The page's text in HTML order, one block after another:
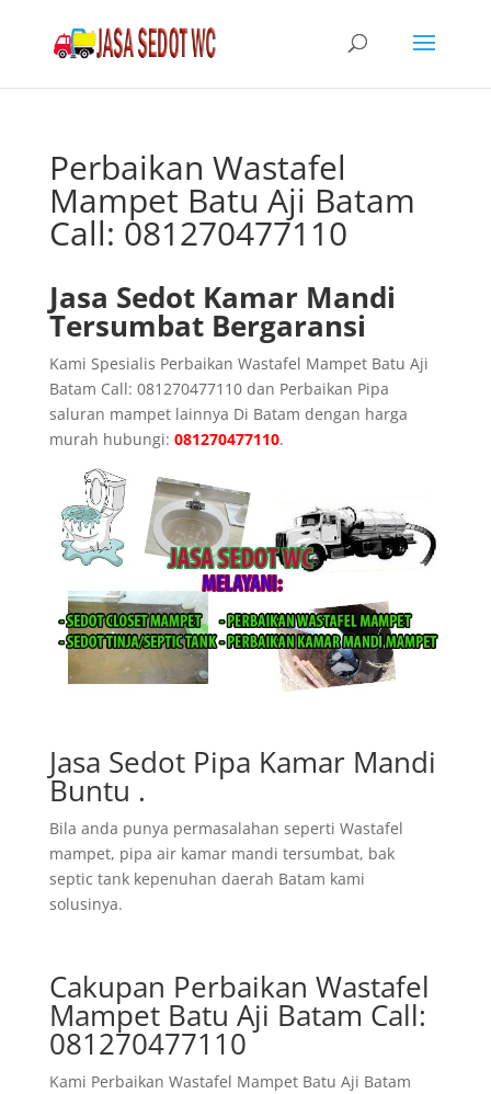
Perbaikan Wastafel
Mampet Batu Aji Batam
Call: 081270477110
Jasa Sedot Kamar Mandi
Tersumbat Bergaransi
Kami Spesialis Perbaikan Wastafel Mampet Batu Aji
Batam Call: 081270477110 dan Perbaikan Pipa
saluran mampet lainnya Di Batam dengan harga
murah hubungi: 081270477110.
Jasa Sedot Pipa Kamar Mandi
Buntu .
Bila anda punya permasalahan seperti Wastafel
mampet, pipa air kamar mandi tersumbat, bak
septic tank kepenuhan daerah Batam kami
solusinya.
Cakupan Perbaikan Wastafel
Mampet Batu Aji Batam Call:
081270477110
Kami Perbaikan Wastafel Mampet Batu Aji Batam